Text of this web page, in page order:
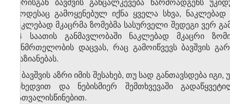
როდესაც გამოყენებულ იქნა ყველა სხვა,
ნაკლებად მკაცრმა ზომებმა სასურველი შედეგი
24 საათის განმავლობაში ნაკლებად მკაცრი
ჯანმრთელობის დაცვას, რაც გამოიწვევს ბავშვის
დაზიანებას.
3. ბავშვის აზრი იმის შესახებ, თუ სად განთავსდება
მიხედვით და ნებისმიერ შემთხვევაში
გათვალისწინებით.